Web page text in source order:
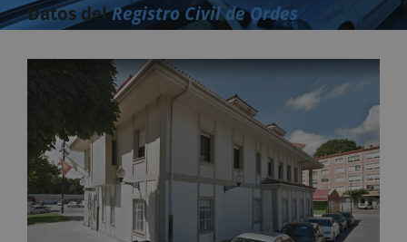
Datos delRegistro Civil de Ordes